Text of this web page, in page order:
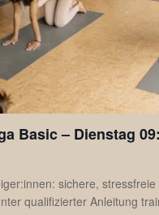
Basic – Dienstag
sichere,
qualifizierter Anleitung